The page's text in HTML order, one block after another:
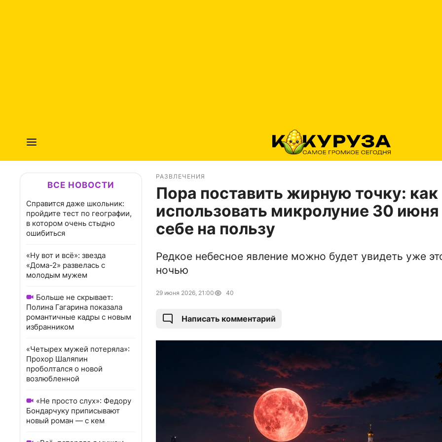
ВСЕ НОВОСТИ
Справится даже школьник:
пройдите тест по географии,
в котором очень стыдно
ошибиться
«Ну вот и всё»: звезда
«Дома-2» развелась с
молодым мужем
Больше не скрывает:
Полина Гагарина показала
романтичные кадры с новым
избранником
«Четырех мужей потеряла»:
Прохор Шаляпин
проболтался о новой
возлюбленной
«Не просто слух»: Федору
Бондарчуку приписывают
новый роман — с кем
РАЗВЛЕЧЕНИЯ
Пора поставить жирную точку: как
использовать микролуние 30 июня
себе на пользу
Редкое небесное явление можно будет увидеть уже
ночью
29 июня 2026, 21:00 40
Написать комментарий